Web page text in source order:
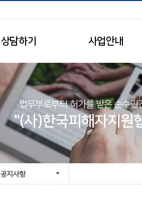
상담하기 사업안내
법무부로부터 허가를 받은 순수민
"(사)한국피해자지원
공지사항